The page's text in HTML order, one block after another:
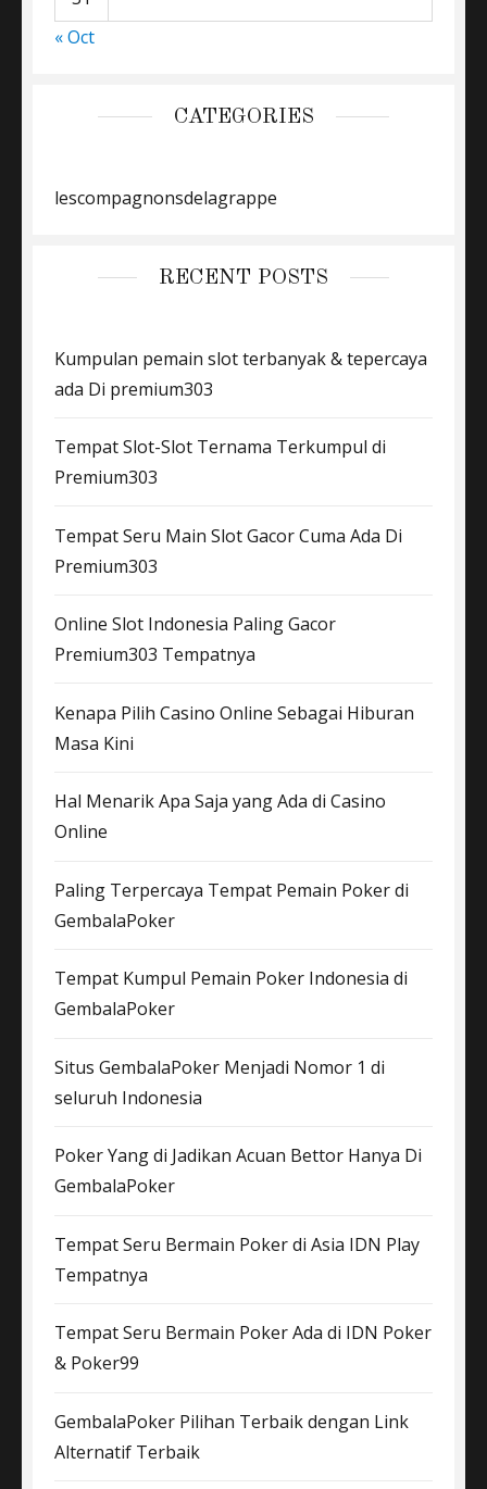
« Oct
CATEGORIES
lescompagnonsdelagrappe
RECENT POSTS
Kumpulan pemain slot terbanyak & tepercaya
ada Di premium303
Tempat Slot-Slot Ternama Terkumpul di
Premium303
Tempat Seru Main Slot Gacor Cuma Ada Di
Premium303
Online Slot Indonesia Paling Gacor
Premium303 Tempatnya
Kenapa Pilih Casino Online Sebagai Hiburan
Masa Kini
Hal Menarik Apa Saja yang Ada di Casino
Online
Paling Terpercaya Tempat Pemain Poker di
GembalaPoker
Tempat Kumpul Pemain Poker Indonesia di
GembalaPoker
Situs GembalaPoker Menjadi Nomor 1 di
seluruh Indonesia
Poker Yang di Jadikan Acuan Bettor Hanya Di
GembalaPoker
Tempat Seru Bermain Poker di Asia IDN Play
Tempatnya
Tempat Seru Bermain Poker Ada di IDN Poker
& Poker99
GembalaPoker Pilihan Terbaik dengan Link
Alternatif Terbaik